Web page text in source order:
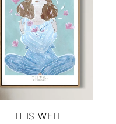
IT IS WELL